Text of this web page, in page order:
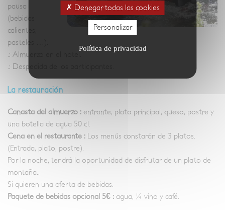
pausa
(bebidas
calientes,
pasteles …).
.: Almuerzo en el hotel.
.: Despedida de los participantes.
La restauración
Canasta del almuerzo : entrante, plato principal, queso, postre y
una botella de agua 50 cl.
Cena en el restaurante : Los menús constarán de 3 platos.
(Entrada, plato, postre).
Por la noche, tendrá la oportunidad de disfrutar de un plato de
montaña..
Si quieren una oferta de bebidas.
Paquete de bebidas opcional 5€ : agua, ¼ vino y café.
Denegar todas las cookies
Personalizar
Política de privacidad